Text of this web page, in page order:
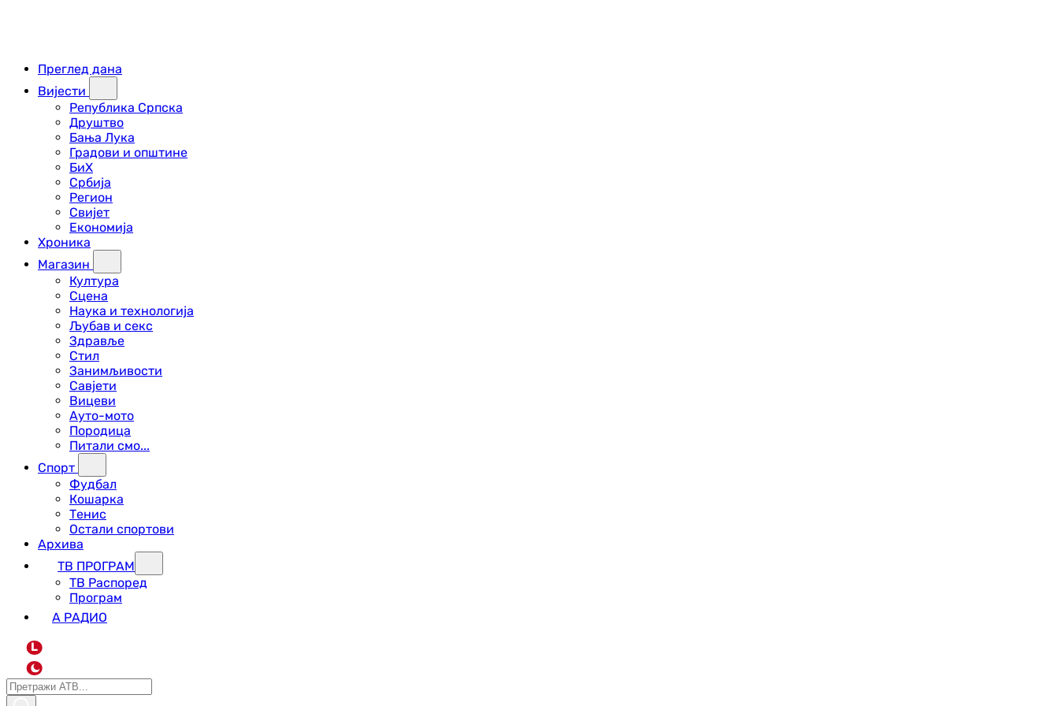
Преглед дана
Вијести
Република Српска
Друштво
Бања Лука
Градови и општине
БиХ
Србија
Регион
Свијет
Економија
Хроника
Магазин
Култура
Сцена
Наука и технологија
Љубав и секс
Здравље
Стил
Занимљивости
Савјети
Вицеви
Ауто-мото
Породица
Питали смо...
Спорт
Фудбал
Кошарка
Тенис
Остали спортови
Архива
ТВ ПРОГРАМ
ТВ Распоред
Програм
А РАДИО
L